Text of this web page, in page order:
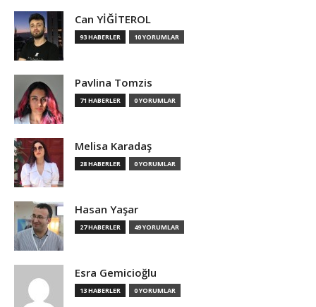
Can YİĞİTEROL
93 HABERLER 10 YORUMLAR
Pavlina Tomzis
71 HABERLER 0 YORUMLAR
Melisa Karadaş
28 HABERLER 0 YORUMLAR
Hasan Yaşar
27 HABERLER 49 YORUMLAR
Esra Gemicioğlu
13 HABERLER 0 YORUMLAR